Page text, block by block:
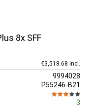
8x SFF
€3,518.68 incl.
9994028
P55246-B21
3